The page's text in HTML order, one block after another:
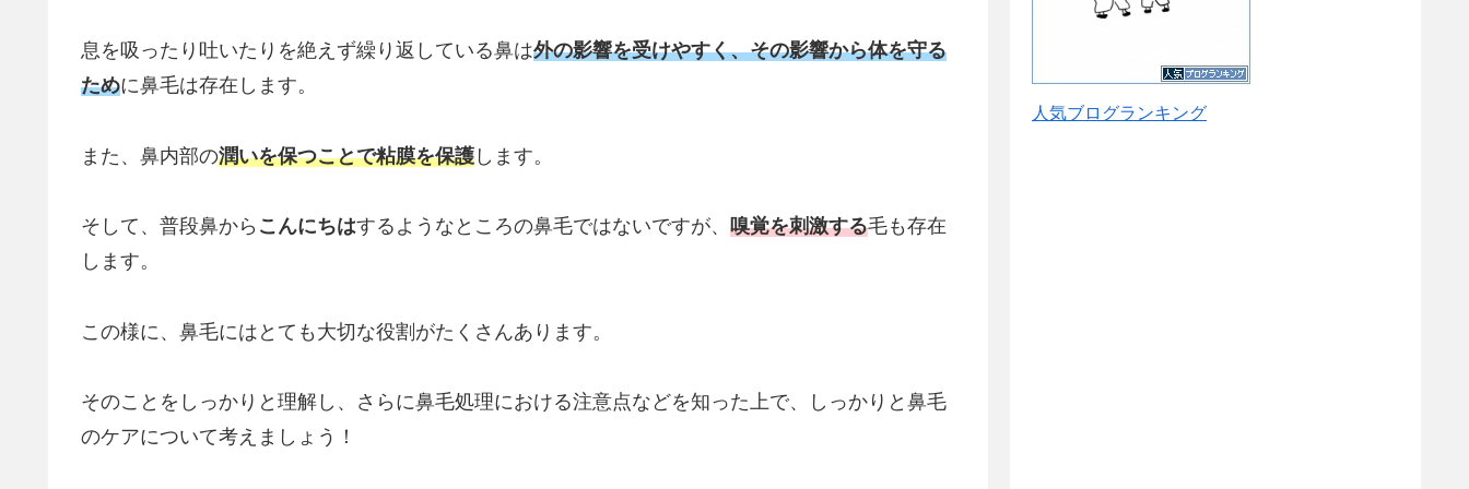
息を吸ったり吐いたりを絶えず繰り返している鼻は外の影響を受けやすく、その影響から体を守る
ために鼻毛は存在します。
また、鼻内部の潤いを保つことで粘膜を保護 します。
そして、普段鼻から こんにちはするようなところの鼻毛ではないですが、 嗅覚を刺激する毛も存在
します。
この様に、鼻毛にはとても大切な役割がたくさんあります。
そのことをしっかりと理解し、さらに鼻毛処理における注意点などを知った上で、しっかりと鼻毛
のケアについて考えましょう！
人気ブログランキング